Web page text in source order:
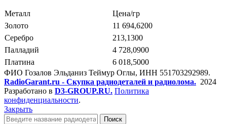
Металл
Цена/гр
Золото
11 694,6200
Серебро
213,1300
Палладий
4 728,0900
Платина
6 018,5000
ФИО Гозалов Эльданиз Теймур Оглы, ИНН 551703292989.
RadioGarant.ru - Скупка радиодеталей и радиолома. 2024
Разработано в D3-GROUP.RU. Политика
конфиденциальности.
Закрыть
Поиск